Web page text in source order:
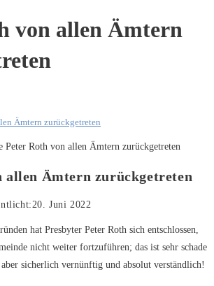
von allen Ämtern
Ämtern zurückgetreten
allen Ämtern zurückgetreten
20. Juni 2022
hat Presbyter Peter Roth sich entschlossen,
nicht weiter fortzuführen; das ist sehr schade
sicherlich vernünftig und absolut verständlich!